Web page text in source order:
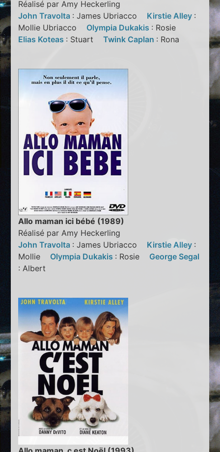
Réalisé par Amy Heckerling
John Travolta : James Ubriacco Kirstie Alley :
Mollie Ubriacco Olympia Dukakis : Rosie
Elias Koteas : StuartTwink Caplan : Rona
Allo maman ici bébé (1989)
Réalisé par Amy Heckerling
John Travolta : James Ubriacco Kirstie Alley :
Mollie Olympia Dukakis : Rosie George Segal
: Albert